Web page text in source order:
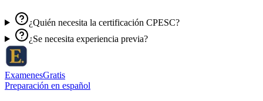
¿Quién necesita la certificación CPESC?
¿Se necesita experiencia previa?
ExamenesGratis
Preparación en español